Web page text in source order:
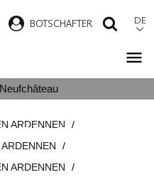
BOTSCHAFTER DE
BELGIEN
ARDENNEN
ARDENNEN